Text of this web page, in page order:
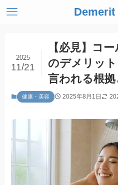
【必見】コ
のデメリッ
言われる根
2025
11/21
健康・美容 2025年8月1日